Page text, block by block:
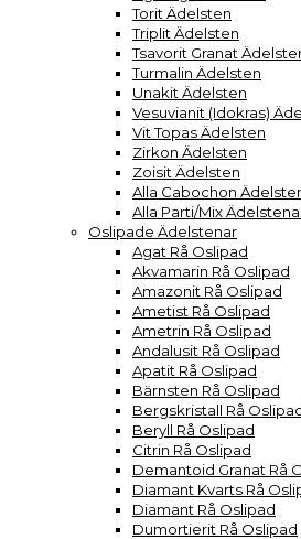
Torit Ädelsten
Triplit Ädelsten
Tsavorit Granat
Turmalin Ädelsten
Unakit Ädelsten
Vesuvianit (Idokras)
Vit Topas Ädelsten
Zirkon Ädelsten
Zoisit Ädelsten
Alla Cabochon
Alla Parti/Mix
Oslipade Ädelstenar
Agat Rå Oslipad
Akvamarin Rå Oslipad
Amazonit Rå Oslipad
Ametist Rå Oslipad
Ametrin Rå Oslipad
Andalusit Rå Oslipad
Apatit Rå Oslipad
Bärnsten Rå Oslipad
Bergskristall Rå
Beryll Rå Oslipad
Citrin Rå Oslipad
Demantoid Granat Rå
Diamant Kvarts Rå
Diamant Rå Oslipad
Dumortierit Rå Oslipad